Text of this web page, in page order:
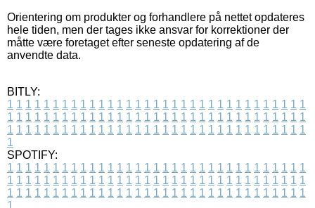
Orientering om produkter og forhandlere på nettet opdateres
hele tiden, men der tages ikke ansvar for korrektioner der
måtte være foretaget efter seneste opdatering af de
anvendte data.
BITLY:
1 1 1 1 1 1 1 1 1 1 1 1 1 1 1 1 1 1 1 1 1 1 1 1 1 1 1 1 1 1 1 1 1
1 1 1 1 1 1 1 1 1 1 1 1 1 1 1 1 1 1 1 1 1 1 1 1 1 1 1 1 1 1 1 1 1
1 1 1 1 1 1 1 1 1 1 1 1 1 1 1 1 1 1 1 1 1 1 1 1 1 1 1 1 1 1 1 1 1
1
SPOTIFY:
1 1 1 1 1 1 1 1 1 1 1 1 1 1 1 1 1 1 1 1 1 1 1 1 1 1 1 1 1 1 1 1 1
1 1 1 1 1 1 1 1 1 1 1 1 1 1 1 1 1 1 1 1 1 1 1 1 1 1 1 1 1 1 1 1 1
1 1 1 1 1 1 1 1 1 1 1 1 1 1 1 1 1 1 1 1 1 1 1 1 1 1 1 1 1 1 1 1 1
1